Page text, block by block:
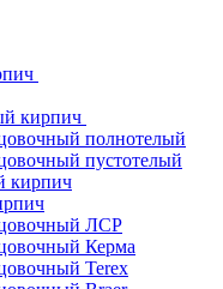
кирпич
полнотелый
пустотелый
кирпич
ЛСР
Керма
Terex